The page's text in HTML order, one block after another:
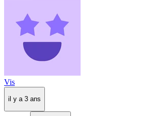
Vis
il y a 3 ans